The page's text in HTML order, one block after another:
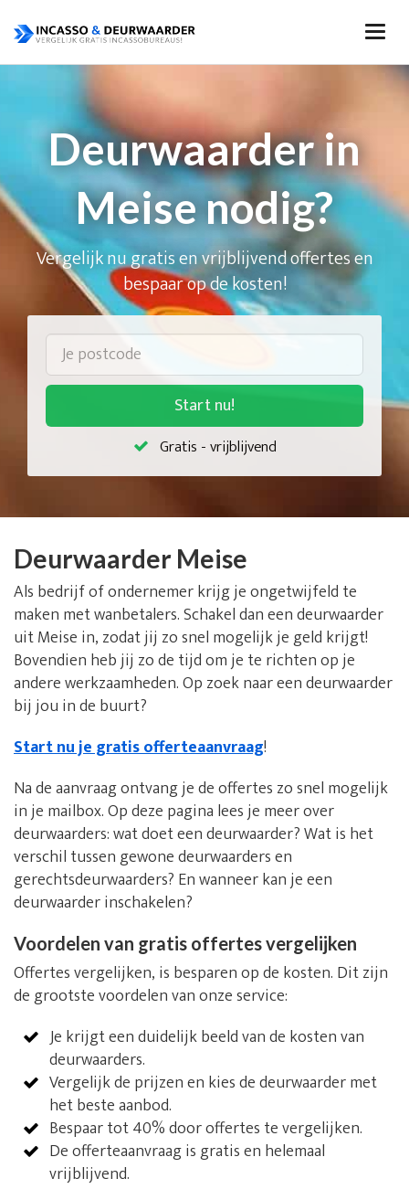
Deurwaarder in
Meise nodig?
Vergelijk nu gratis en vrijblijvend offertes en
bespaar op de kosten!
Start nu!
Gratis - vrijblijvend
Deurwaarder Meise
Als bedrijf of ondernemer krijg je ongetwijfeld te
maken met wanbetalers. Schakel dan een deurwaarder
uit Meise in, zodat jij zo snel mogelijk je geld krijgt!
Bovendien heb jij zo de tijd om je te richten op je
andere werkzaamheden. Op zoek naar een deurwaarder
bij jou in de buurt?
Start nu je gratis offerteaanvraag!
Na de aanvraag ontvang je de offertes zo snel mogelijk
in je mailbox. Op deze pagina lees je meer over
deurwaarders: wat doet een deurwaarder? Wat is het
verschil tussen gewone deurwaarders en
gerechtsdeurwaarders? En wanneer kan je een
deurwaarder inschakelen?
Voordelen van gratis offertes vergelijken
Offertes vergelijken, is besparen op de kosten. Dit zijn
de grootste voordelen van onze service:
Je krijgt een duidelijk beeld van de kosten van
deurwaarders.
Vergelijk de prijzen en kies de deurwaarder met
het beste aanbod.
Bespaar tot 40% door offertes te vergelijken.
De offerteaanvraag is gratis en helemaal
vrijblijvend.